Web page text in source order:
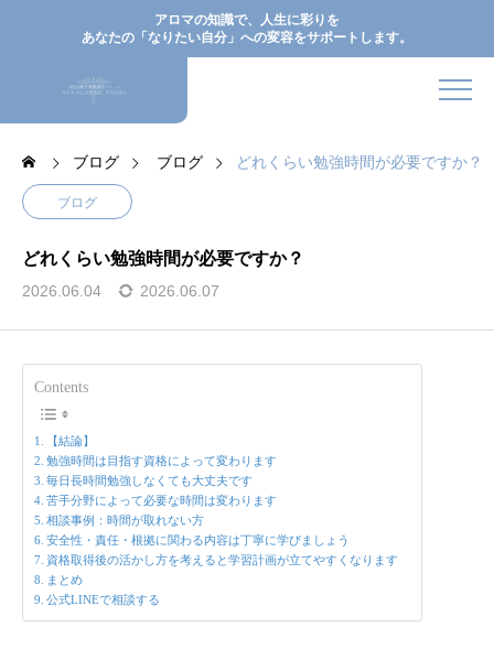
アロマの知識で、人生に彩りを
あなたの「なりたい自分」への変容をサポートします。
ブログ ブログ どれくらい勉強時間が必要ですか？
ブログ
どれくらい勉強時間が必要ですか？
2026.06.04 2026.06.07
Contents
【結論】
勉強時間は目指す資格によって変わります
毎日長時間勉強しなくても大丈夫です
苦手分野によって必要な時間は変わります
相談事例：時間が取れない方
安全性・責任・根拠に関わる内容は丁寧に学びましょう
資格取得後の活かし方を考えると学習計画が立てやすくなります
まとめ
公式LINEで相談する